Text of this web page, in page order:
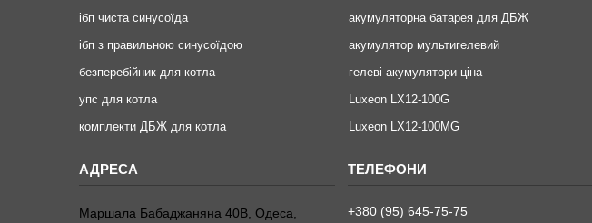
ібп чиста синусоїда
ібп з правильною синусоїдою
безперебійник для котла
упс для котла
комплекти ДБЖ для котла
акумуляторна батарея для ДБЖ
акумулятор мультигелевий
гелеві акумулятори ціна
Luxeon LX12-100G
Luxeon LX12-100MG
Маршала Бабаджаняна 40В, Одеса,
+380 (95) 645-75-75